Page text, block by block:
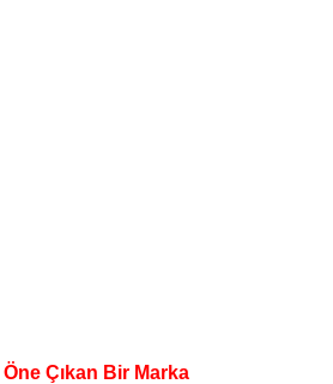
Çıkan Bir Marka